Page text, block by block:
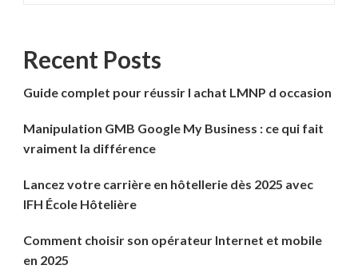
Recent Posts
Guide complet pour réussir l achat LMNP d occasion
Manipulation GMB Google My Business : ce qui fait
vraiment la différence
Lancez votre carrière en hôtellerie dès 2025 avec
IFH École Hôtelière
Comment choisir son opérateur Internet et mobile
en 2025